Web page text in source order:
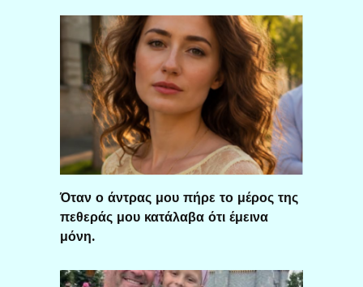
Όταν ο άντρας μου πήρε το μέρος της
πεθεράς μου κατάλαβα ότι έμεινα
μόνη.